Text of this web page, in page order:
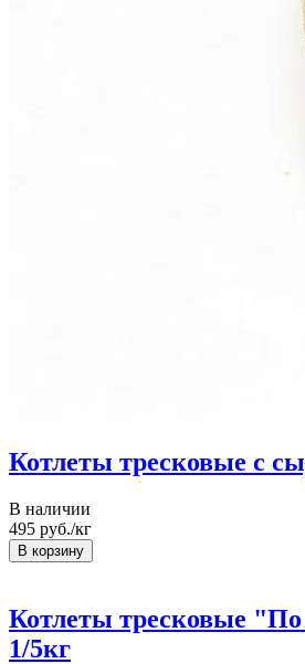
Котлеты тресковые с
В наличии
495 руб./кг
Котлеты тресковые
1/5кг